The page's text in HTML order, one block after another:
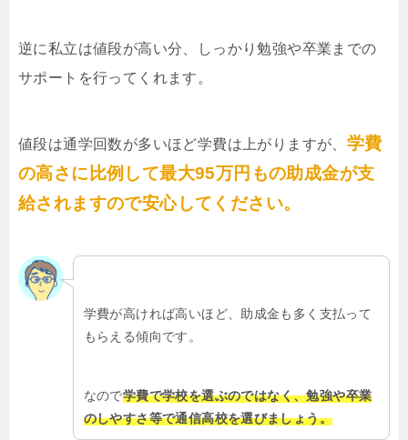
逆に私立は値段が高い分、しっかり勉強や卒業までの
サポートを行ってくれます。
値段は通学回数が多いほど学費は上がりますが、 学費
の高さに比例して最大95万円もの助成金が支
給されますので安心してください。
学費が高ければ高いほど、助成金も多く支払って
もらえる傾向です。
なので学費で学校を選ぶのではなく、勉強や卒業
のしやすさ等で通信高校を選びましょう。